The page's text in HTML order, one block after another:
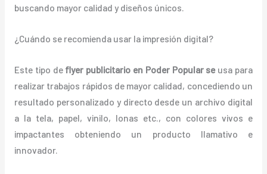
buscando mayor calidad y diseños únicos.
¿Cuándo se recomienda usar la impresión digital?
Este tipo de flyer publicitario en Poder Popular seusa para
realizar trabajos rápidos de mayor calidad, concediendo un
resultado personalizado y directo desde un archivo digital
a la tela, papel, vinilo, lonas etc., con colores vivos e
impactantes obteniendo un producto llamativo e
innovador.